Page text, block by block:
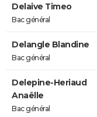
Delaive Timeo
Bac général
Delangle Blandine
Bac général
Delepine-Heriaud
Anaëlle
Bac général